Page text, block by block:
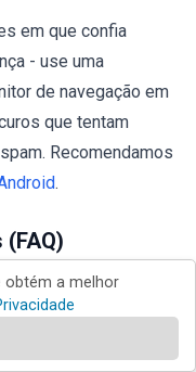
em que confia
- use uma
de navegação em
que tentam
Recomendamos
.
(notificações do
no
de trabalho?
obtém a melhor